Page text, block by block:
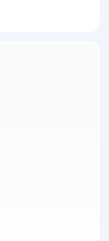
о появлении